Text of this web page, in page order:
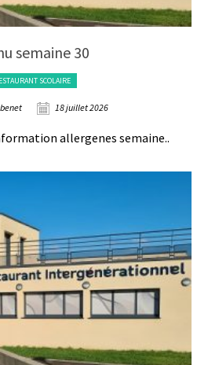
semaine 30
SCOLAIRE
18 juillet 2026
allergenes semaine..